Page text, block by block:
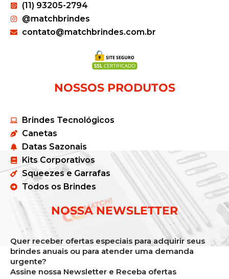
(11) 93205-2794
@matchbrindes
contato@matchbrindes.com.br
NOSSOS PRODUTOS
Brindes Tecnológicos
Canetas
Datas Sazonais
Kits Corporativos
Squeezes e Garrafas
Todos os Brindes
NOSSA NEWSLETTER
Quer receber ofertas especiais para adquirir seus
brindes anuais ou para atender uma demanda
urgente?
Assine nossa Newsletter e Receba ofertas